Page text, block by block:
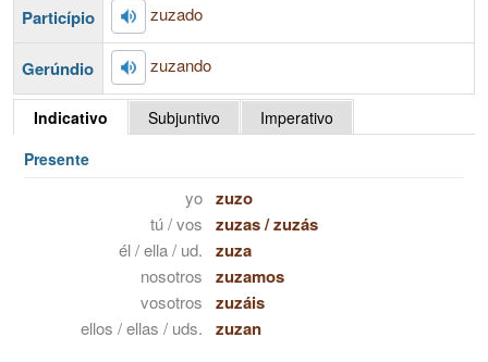
Particípio zuzado
Gerúndio zuzando
Indicativo Subjuntivo
Imperativo
Presente
yo zuzo
tú / vos zuzas/zuzás
él / ella / ud. zuza
nosotros zuzamos
vosotros zuzáis
ellos / ellas / uds. zuzan